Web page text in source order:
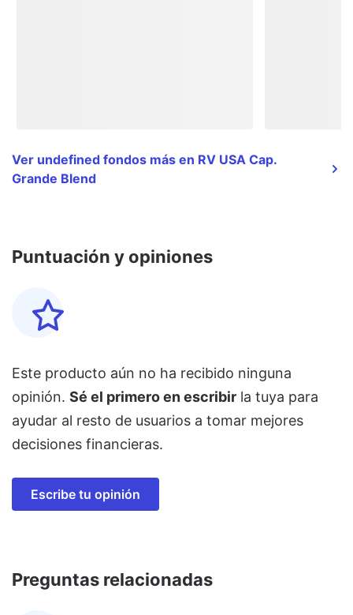
Ver undefined fondos más en RV USA Cap.
Grande Blend
Puntuación y opiniones
Este producto aún no ha recibido ninguna
opinión. Sé el primero en escribir la tuya para
ayudar al resto de usuarios a tomar mejores
decisiones financieras.
Escribe tu opinión
Preguntas relacionadas